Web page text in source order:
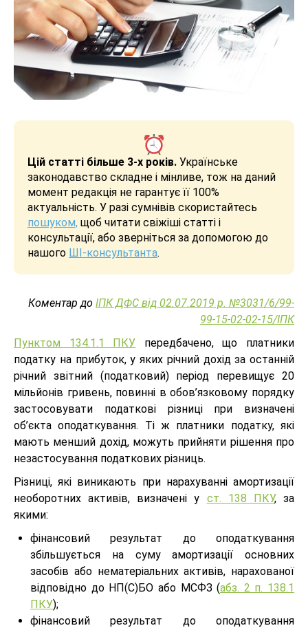
Цій статті більше 3-х років. Українське
законодавство складне і мінливе, тож на даний
момент редакція не гарантує її 100%
актуальність. У разі сумнівів скористайтесь
пошуком, щоб читати свіжіші статті і
консультації, або зверніться за допомогою до
нашого ШІ-консультанта.
Коментар до ІПК ДФС від 02.07.2019 р. №3031/6/99-
99-15-02-02-15/ІПК
Пунктом 134.1.1 ПКУ передбачено, що платники
податку на прибуток, у яких річний дохід за останній
річний звітний (податковий) період перевищує 20
мільйонів гривень, повинні в обов’язковому порядку
застосовувати податкові різниці при визначені
об’єкта оподаткування. Ті ж платники податку, які
мають менший дохід, можуть прийняти рішення про
незастосування податкових різниць.
Різниці, які виникають при нарахуванні амортизації
необоротних активів, визначені у ст. 138 ПКУ, за
якими:
фінансовий результат до оподаткування
збільшується на суму амортизації основних
засобів або нематеріальних активів, нарахованої
відповідно до НП(С)БО або МСФЗ (абз. 2 п. 138.1
ПКУ);
фінансовий результат до оподаткування